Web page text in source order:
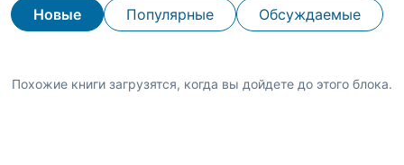
Новые Популярные Обсуждаемые
Похожие книги загрузятся, когда вы дойдете до этого блока.